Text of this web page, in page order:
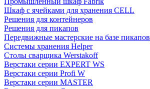
Шкаф с ячейками для хранения CELL
Решения для контейнеров
Решения для пикапов
Передвижные мастерские на базе пикапов
Системы хранения Helper
Столы сварщика Werstakoff
Верстаки серии EXPERT WS
Верстаки серии Profi W
Верстаки серии MASTER